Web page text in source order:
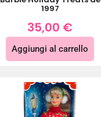
1997
35,00 €
Aggiungi al carrello